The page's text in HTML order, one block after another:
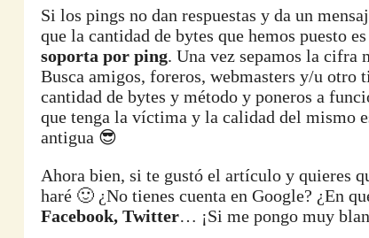
Si los pings no dan respuestas y da un
que la cantidad de bytes que hemos puesto
soporta por ping. Una vez sepamos la cifra
Busca amigos, foreros, webmasters y/u otro
cantidad de bytes y método y poneros a
que tenga la víctima y la calidad del mismo
antigua 😎
Ahora bien, si te gustó el artículo y quieres
haré 🙂 ¿No tienes cuenta en Google? ¿En
Facebook, Twitter… ¡Si me pongo muy